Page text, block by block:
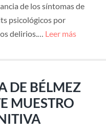
de los síntomas de
psicológicos por
delirios.… Leer más
DE BÉLMEZ
MUESTRO